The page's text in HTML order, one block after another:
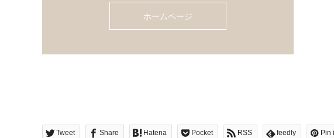
ホームページ
Tweet Share Hatena Pocket RSS feedly Pin